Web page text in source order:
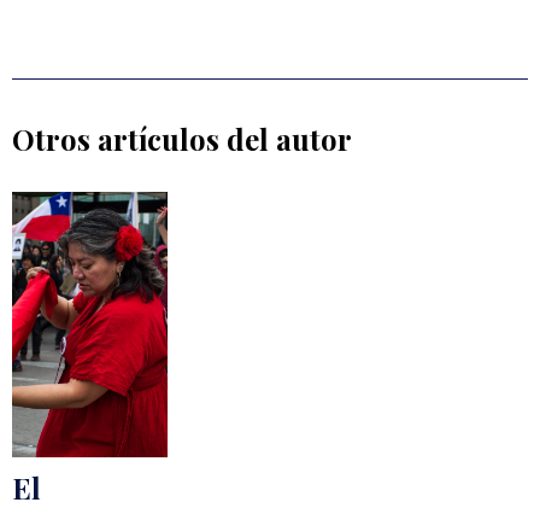
Otros artículos del autor
​​​El